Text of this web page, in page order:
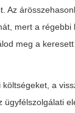
Az
mert a régebbi
meg a
a